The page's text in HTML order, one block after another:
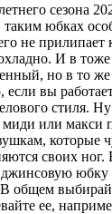
сезона
юбках
не прилипает
И в тоже
но в то
если вы
стиля.
миди или макси
которые
своих
юбку
общем
ее,